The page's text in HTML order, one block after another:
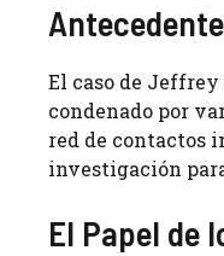
El caso de
condenado por
red de contactos
investigación
El Papel de